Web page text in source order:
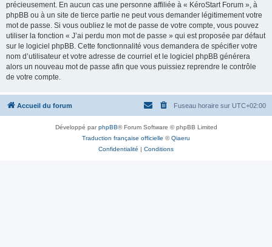
précieusement. En aucun cas une personne affiliée à « KéroStart Forum », à
phpBB ou à un site de tierce partie ne peut vous demander légitimement votre
mot de passe. Si vous oubliez le mot de passe de votre compte, vous pouvez
utiliser la fonction « J’ai perdu mon mot de passe » qui est proposée par défaut
sur le logiciel phpBB. Cette fonctionnalité vous demandera de spécifier votre
nom d’utilisateur et votre adresse de courriel et le logiciel phpBB générera
alors un nouveau mot de passe afin que vous puissiez reprendre le contrôle
de votre compte.
Accueil du forum Fuseau horaire sur UTC+02:00
Développé parphpBB® Forum Software © phpBB Limited
Traduction française officielle ©Qiaeru
Confidentialité | Conditions